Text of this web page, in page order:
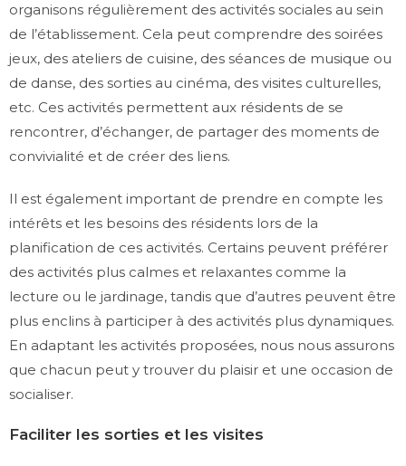
organisons régulièrement des activités sociales au sein
de l’établissement. Cela peut comprendre des soirées
jeux, des ateliers de cuisine, des séances de musique ou
de danse, des sorties au cinéma, des visites culturelles,
etc. Ces activités permettent aux résidents de se
rencontrer, d’échanger, de partager des moments de
convivialité et de créer des liens.
Il est également important de prendre en compte les
intérêts et les besoins des résidents lors de la
planification de ces activités. Certains peuvent préférer
des activités plus calmes et relaxantes comme la
lecture ou le jardinage, tandis que d’autres peuvent être
plus enclins à participer à des activités plus dynamiques.
En adaptant les activités proposées, nous nous assurons
que chacun peut y trouver du plaisir et une occasion de
socialiser.
Faciliter les sorties et les visites